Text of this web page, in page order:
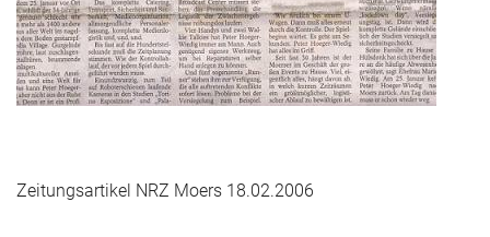
Zeitungsartikel NRZ Moers 18.02.2006